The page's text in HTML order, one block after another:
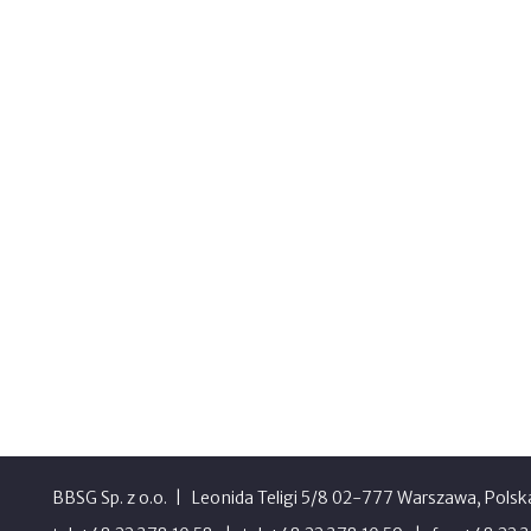
BBSG Sp. z o.o.
Leonida Teligi 5/8 02-777 Warszawa,